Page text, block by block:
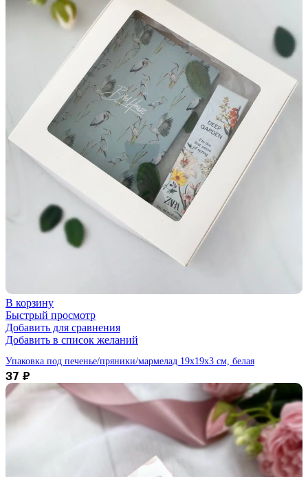
В корзину
Быстрый просмотр
Добавить для сравнения
Добавить в список желаний
Упаковка под печенье/пряники/мармелад 19х19х3 см, белая
37 ₽